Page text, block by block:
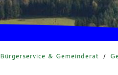
Bürgerservice & Gemeinderat /